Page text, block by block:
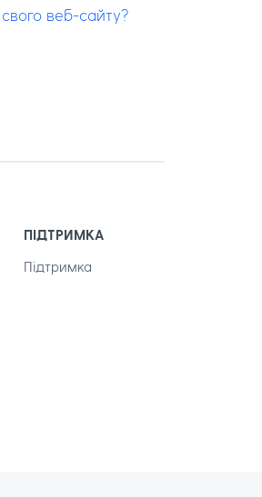
веб-сайту?
ПІДТРИМКА
Підтримка